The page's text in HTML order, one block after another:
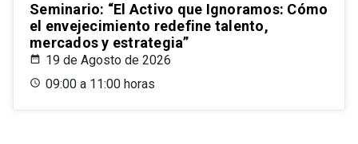
Seminario: “El Activo que Ignoramos: Cómo
el envejecimiento redefine talento,
mercados y estrategia”
19 de Agosto de 2026
09:00 a 11:00 horas